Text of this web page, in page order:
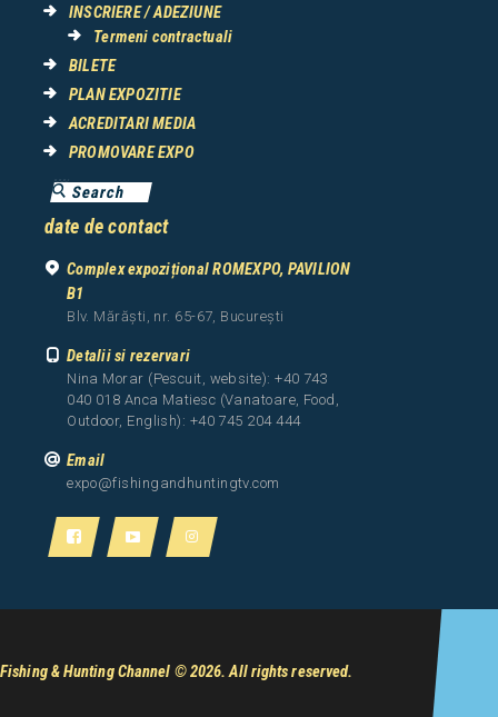
INSCRIERE / ADEZIUNE
Termeni contractuali
BILETE
PLAN EXPOZITIE
ACREDITARI MEDIA
PROMOVARE EXPO
date de contact
Complex expozițional ROMEXPO, PAVILION
B1
Blv. Mărăști, nr. 65-67, București
Detalii si rezervari
Nina Morar (Pescuit, website): +40 743
040 018 Anca Matiesc (Vanatoare, Food,
Outdoor, English): +40 745 204 444
Email
expo@fishingandhuntingtv.com
Fishing & Hunting Channel © 2026. All rights reserved.